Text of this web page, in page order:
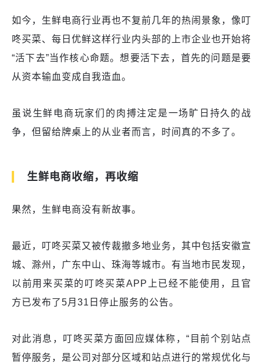
如今，生鲜电商行业再也不复前几年的热闹景象，像叮
咚买菜、每日优鲜这样行业内头部的上市企业也开始将
“活下去”当作核心命题。想要活下去，首先的问题是要
从资本输血变成自我造血。
虽说生鲜电商玩家们的肉搏注定是一场旷日持久的战
争，但留给牌桌上的从业者而言，时间真的不多了。
生鲜电商收缩，再收缩
果然，生鲜电商没有新故事。
最近，叮咚买菜又被传裁撤多地业务，其中包括安徽宣
城、滁州，广东中山、珠海等城市。有当地市民发现，
以前用来买菜的叮咚买菜APP上已经不能使用，且官
方已发布了5月31日停止服务的公告。
对此消息，叮咚买菜方面回应媒体称，“目前个别站点
暂停服务，是公司对部分区域和站点进行的常规优化与